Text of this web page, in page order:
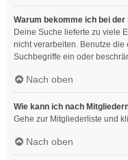
Warum bekomme ich bei
Deine Suche lieferte zu viele
nicht verarbeiten. Benutze
Suchbegriffe ein oder
Nach oben
Wie kann ich nach
Gehe zur Mitgliederliste und
Nach oben